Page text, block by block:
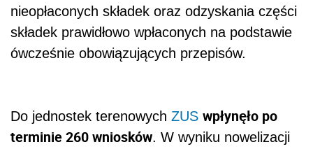
nieopłaconych składek oraz odzyskania części
składek prawidłowo wpłaconych na podstawie
ówcześnie obowiązujących przepisów.
Do jednostek terenowych ZUS wpłynęło po
terminie 260 wniosków. W wyniku nowelizacji